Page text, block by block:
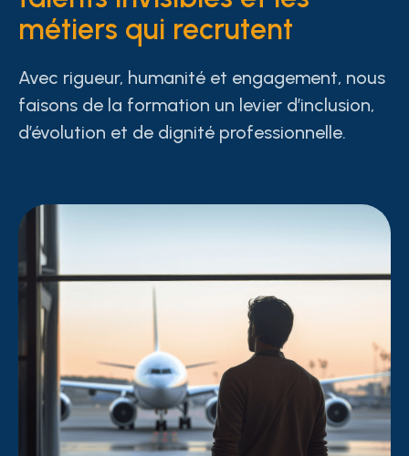
métiers qui recrutent
Avec rigueur, humanité et engagement, nous
faisons de la formation un levier d’inclusion,
d’évolution et de dignité professionnelle.